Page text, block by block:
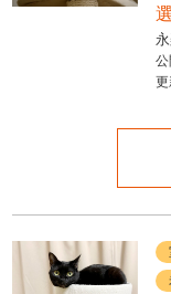
公
更